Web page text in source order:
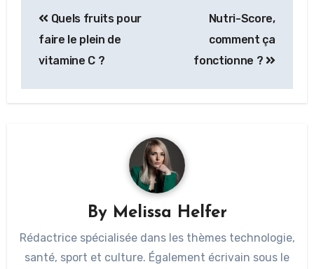
Quels fruits pour
faire le plein de
vitamine C ?
Nutri-Score,
comment ça
fonctionne ?
By Melissa Helfer
Rédactrice spécialisée dans les thèmes technologie,
santé, sport et culture. Également écrivain sous le